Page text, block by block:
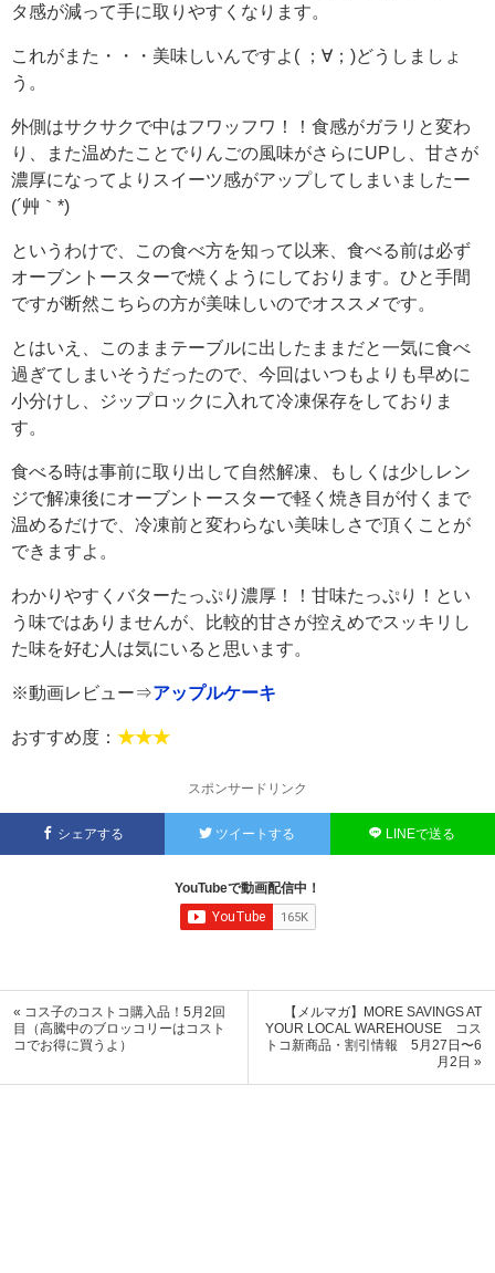
タ感が減って手に取りやすくなります。
これがまた・・・美味しいんですよ( ；∀；)どうしましょ
う。
外側はサクサクで中はフワッフワ！！食感がガラリと変わ
り、また温めたことでりんごの風味がさらにUPし、甘さが
濃厚になってよりスイーツ感がアップしてしまいましたー
(´艸｀*)
というわけで、この食べ方を知って以来、食べる前は必ず
オーブントースターで焼くようにしております。ひと手間
ですが断然こちらの方が美味しいのでオススメです。
とはいえ、このままテーブルに出したままだと一気に食べ
過ぎてしまいそうだったので、今回はいつもよりも早めに
小分けし、ジップロックに入れて冷凍保存をしておりま
す。
食べる時は事前に取り出して自然解凍、もしくは少しレン
ジで解凍後にオーブントースターで軽く焼き目が付くまで
温めるだけで、冷凍前と変わらない美味しさで頂くことが
できますよ。
わかりやすくバターたっぷり濃厚！！甘味たっぷり！とい
う味ではありませんが、比較的甘さが控えめでスッキリし
た味を好む人は気にいると思います。
※動画レビュー⇒アップルケーキ
おすすめ度： ★★★
スポンサードリンク
シェアする ツイートする LINEで送る
YouTubeで動画配信中！
« コス子のコストコ購入品！5月2回
目（高騰中のブロッコリーはコスト
コでお得に買うよ）
【メルマガ】MORE SAVINGS AT
YOUR LOCAL WAREHOUSE コス
トコ新商品・割引情報 5月27日〜6
月2日 »